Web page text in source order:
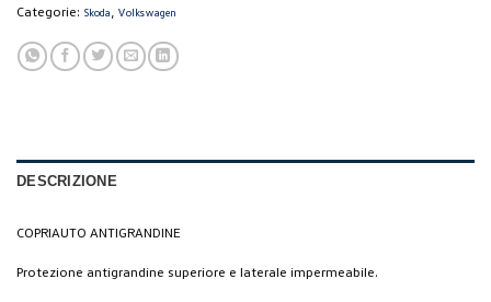
Categorie: Skoda Volkswagen
DESCRIZIONE
COPRIAUTO ANTIGRANDINE
Protezione antigrandine superiore e laterale impermeabile.